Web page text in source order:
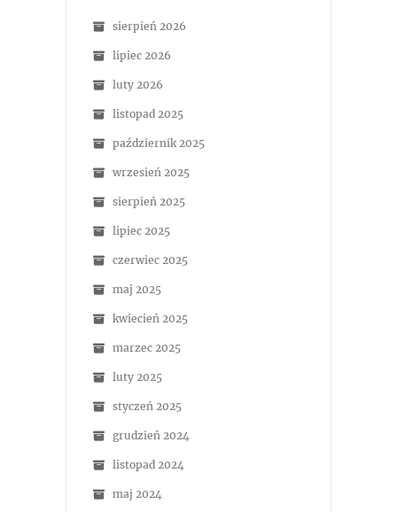
sierpień 2026
lipiec 2026
luty 2026
listopad 2025
październik 2025
wrzesień 2025
sierpień 2025
lipiec 2025
czerwiec 2025
maj 2025
kwiecień 2025
marzec 2025
luty 2025
styczeń 2025
grudzień 2024
listopad 2024
maj 2024